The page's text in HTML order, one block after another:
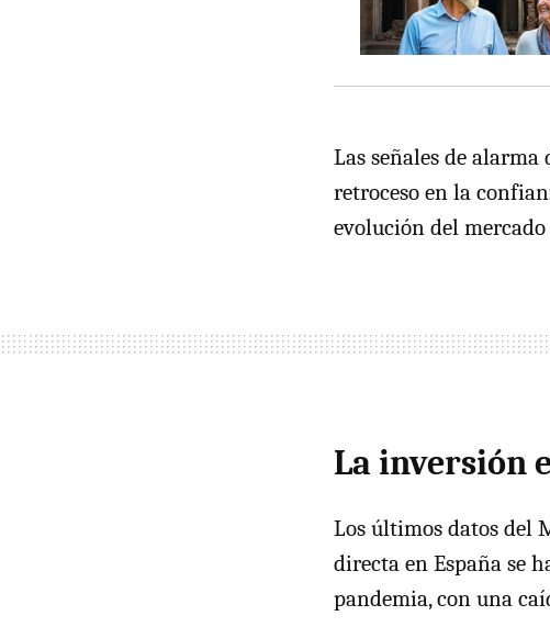
Las señales de alarma
retroceso en la
evolución del mercado
La inversión
Los últimos datos del
directa en España se
pandemia, con una